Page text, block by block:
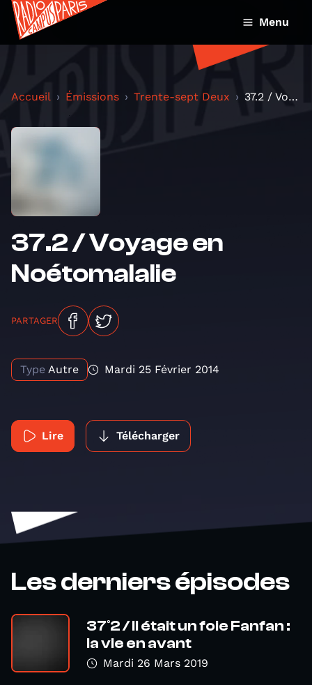
Menu
Accueil Émissions Trente-sept Deux 37.2 / Voyage en Noétomalalie
37.2 / Voyage en
Noétomalalie
PARTAGER
Type Autre Mardi 25 Février 2014
Lire Télécharger
Les derniers épisodes
37°2 / Il était un foie Fanfan :
la vie en avant
Mardi 26 Mars 2019